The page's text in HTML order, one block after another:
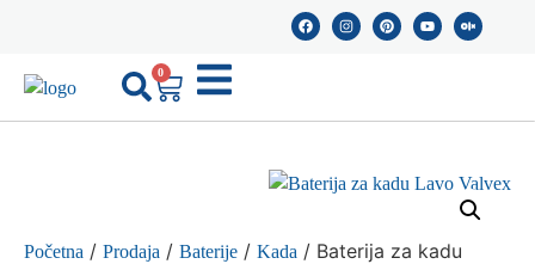
0
Početna / Prodaja / Baterije / Kada / Baterija za kadu